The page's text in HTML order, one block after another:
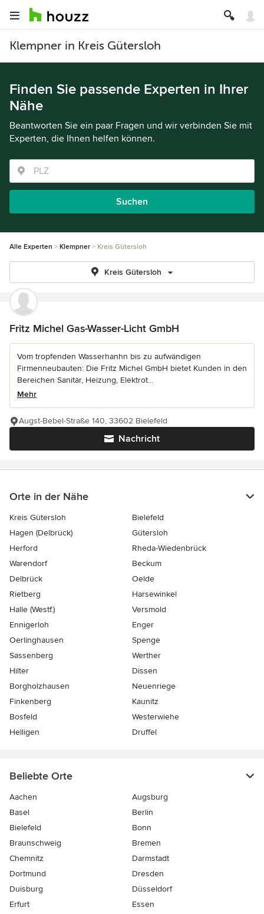
Klempner in Kreis Gütersloh
Finden Sie passende Experten in Ihrer
Nähe
Beantworten Sie ein paar Fragen und wir verbinden Sie mit
Experten, die Ihnen helfen können.
Suchen
Alle Experten Klempner Kreis Gütersloh
Kreis Gütersloh
Fritz Michel Gas-Wasser-Licht GmbH
Vom tropfenden Wasserhanhn bis zu aufwändigen
Firmenneubauten: Die Fritz Michel GmbH bietet Kunden in den
Bereichen Sanitär, Heizung, Elektrot...
Mehr
Nachricht
Augst-Bebel-Straße 140, 33602 Bielefeld
Orte in der Nähe
Kreis Gütersloh
Bielefeld
Hagen (Delbrück)
Gütersloh
Herford
Rheda-Wiedenbrück
Warendorf
Beckum
Delbrück
Oelde
Rietberg
Harsewinkel
Halle (Westf.)
Versmold
Ennigerloh
Enger
Oerlinghausen
Spenge
Sassenberg
Werther
Hilter
Dissen
Borgholzhausen
Neuenriege
Finkenberg
Kaunitz
Bosfeld
Westerwiehe
Helligen
Druffel
Beliebte Orte
Aachen
Augsburg
Basel
Berlin
Bielefeld
Bonn
Braunschweig
Bremen
Chemnitz
Darmstadt
Dortmund
Dresden
Duisburg
Düsseldorf
Erfurt
Essen